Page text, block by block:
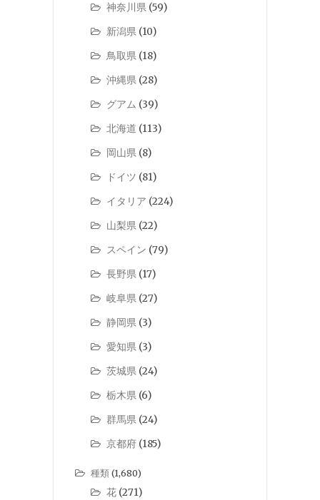
神奈川県 (59)
新潟県 (10)
鳥取県 (18)
沖縄県 (28)
グアム (39)
北海道 (113)
岡山県 (8)
ドイツ (81)
イタリア (224)
山梨県 (22)
スペイン (79)
長野県 (17)
岐阜県 (27)
静岡県 (3)
愛知県 (3)
茨城県 (24)
栃木県 (6)
群馬県 (24)
京都府 (185)
種類(1,680)
花 (271)